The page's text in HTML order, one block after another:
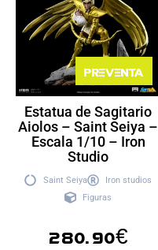
Preventa
Estatua de Sagitario
Aiolos – Saint Seiya –
Escala 1/10 – Iron
Studio
Saint Seiya
Iron studios
Figuras
280.90€